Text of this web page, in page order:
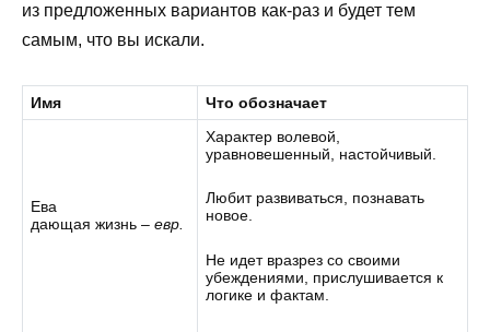
из предложенных вариантов как-раз и будет тем
самым, что вы искали.
Имя Что обозначает
Ева
дающая жизнь –евр.
Характер волевой,
уравновешенный, настойчивый.
Любит развиваться, познавать
новое.
Не идет вразрез со своими
убеждениями, прислушивается к
логике и фактам.